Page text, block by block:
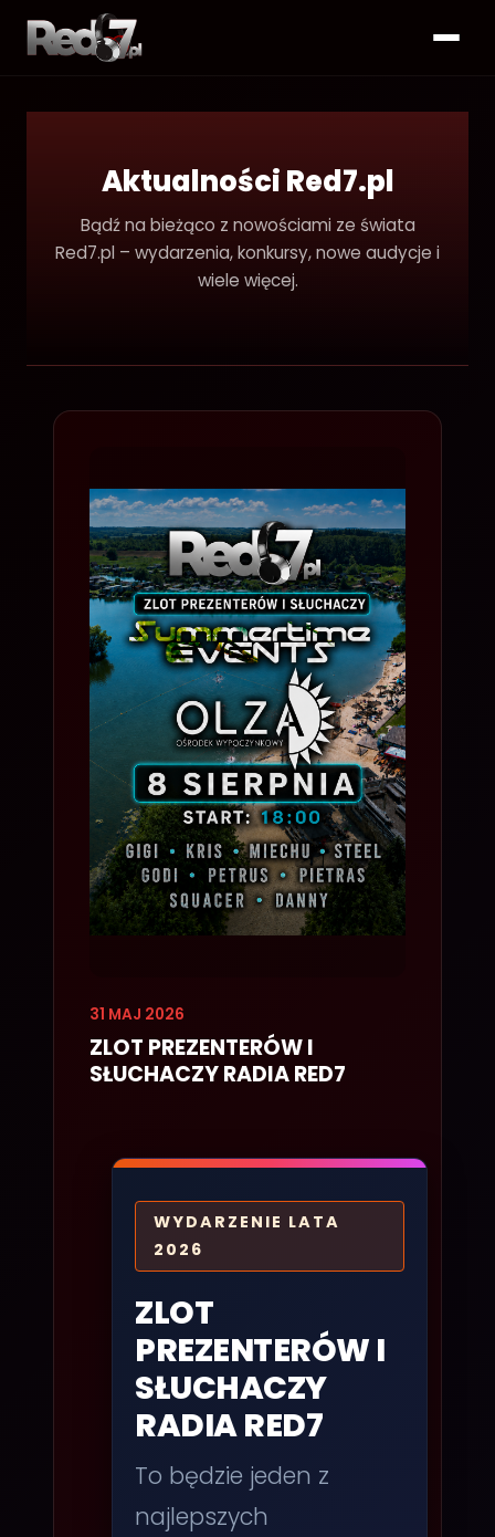
Aktualności Red7.pl
Bądź na bieżąco z nowościami ze świata
Red7.pl – wydarzenia, konkursy, nowe audycje i
wiele więcej.
31 MAJ 2026
ZLOT PREZENTERÓW I
SŁUCHACZY RADIA RED7